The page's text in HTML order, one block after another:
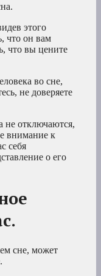
этого
что он вам
что вы цените
во сне,
не доверяете
не отключаются,
внимание к
себя
о его
сне, может